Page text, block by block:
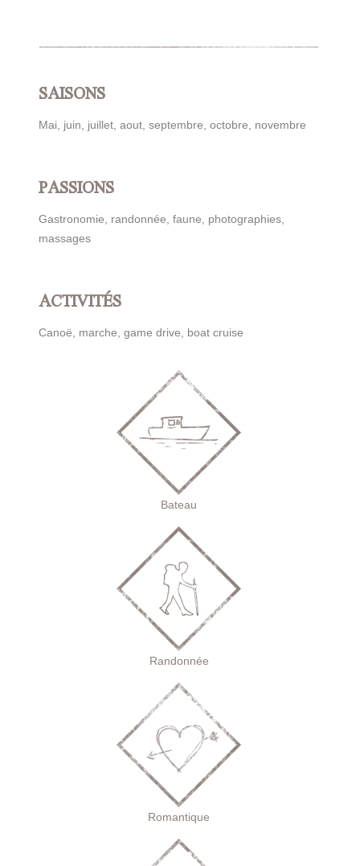
SAISONS
Mai, juin, juillet, aout, septembre, octobre, novembre
PASSIONS
Gastronomie, randonnée, faune, photographies,
massages
ACTIVITÉS
Canoë, marche, game drive, boat cruise
Bateau
Randonnée
Romantique